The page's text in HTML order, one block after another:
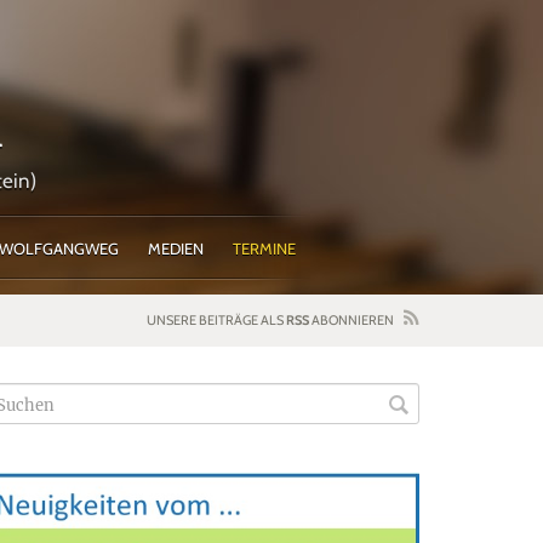
WOLFGANGWEG MEDIEN TERMINE
UNSERE BEITRÄGE ALS RSSABONNIEREN